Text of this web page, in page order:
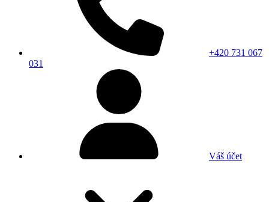
+420 731 067
031
Váš účet